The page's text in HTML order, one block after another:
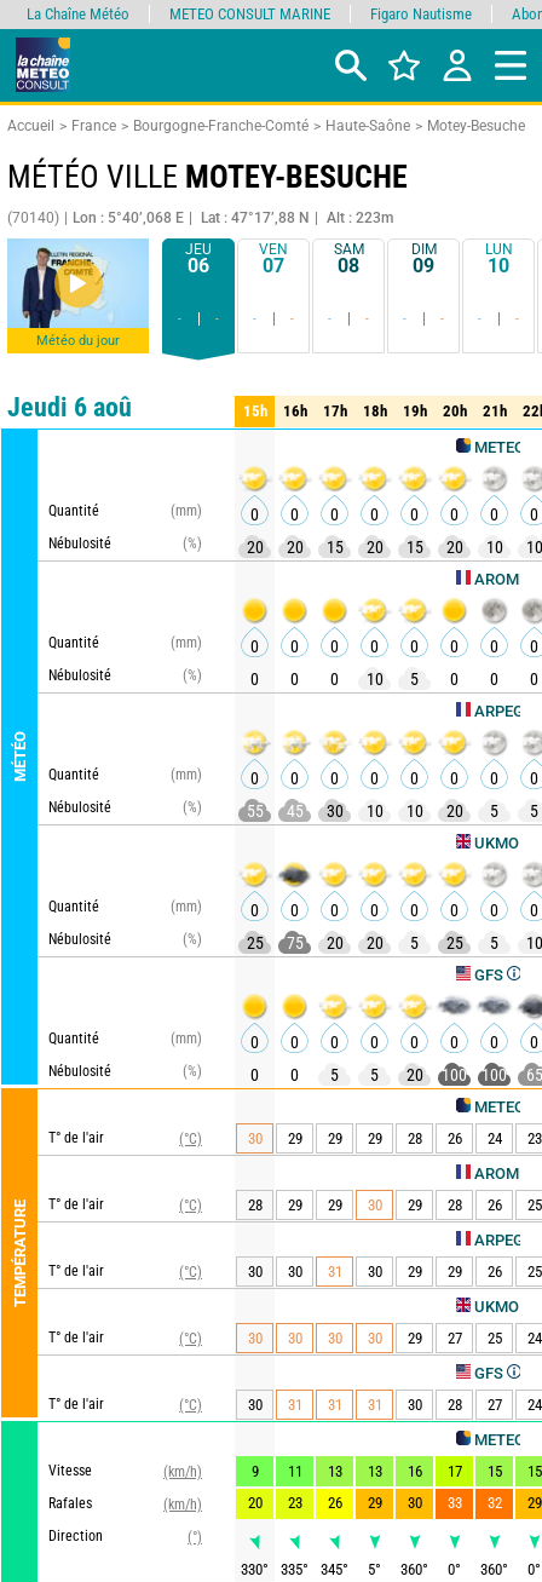
Accueil France Bourgogne-Franche-Comté Haute-Saône Motey-Besuche
MÉTÉO VILLE MOTEY-BESUCHE
(70140) Lon : 5°40’,068 E Lat : 47°17’,88 N Alt : 223m
Météo du jour
JEU
06
- -
VEN
07
- -
SAM
08
- -
DIM
09
- -
LUN
10
- -
Comparateur détaillé synthétique
Jeudi 6 aoû
MÉTÉO
METEO CONSULT
Quantité
(mm)
Nébulosité
(%)
AROME HD
Quantité
(mm)
Nébulosité
(%)
Quantité
(mm)
Nébulosité
(%)
UKMO
Quantité
(mm)
Nébulosité
(%)
Quantité
(mm)
Nébulosité
(%)
TEMPÉRATURE
METEO CONSULT
T° de l'air (°C)
AROME HD
T° de l'air (°C)
T° de l'air (°C)
UKMO
T° de l'air (°C)
T° de l'air (°C)
METEO CONSULT
Vitesse
(km/h)
Rafales
(km/h)
Direction
(°)
15h 16h 17h 18h 19h 20h 21h
15h 16h 17h 18h 19h 20h 21h
0 0 0 0 0 0 0
0
20
20 15 20 15 20 10 10
0 0 0 0 0 0 0
0
0
0 0 10 5 0 0 0
0 0 0 0 0 0 0
0
55
45 30 10 10 20 5 5
0 0 0 0 0 0 0
0
25
75 20 20 5 25 5 10
0 0 0 0 0 0 0
0
0
0 5 5 20 100 100 65
30 29 29 29 28 26 24 23
28 29 29 30 29 28 26 25
30 30 31 30 29 29 26 25
30 30 30 30 29 27 25 24
30 31 31 31 30 28 27 24
9 11 13 13 16 17 15
15
20
23 26 29 30 33 32 29
330° 335° 345° 5° 360° 0° 360° 0°
La Chaîne Météo METEO CONSULT MARINE Figaro Nautisme